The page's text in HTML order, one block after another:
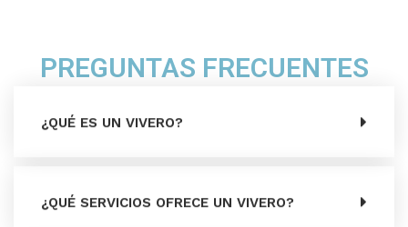
PREGUNTAS FRECUENTES
¿QUÉ ES UN VIVERO?
¿QUÉ SERVICIOS OFRECE UN VIVERO?